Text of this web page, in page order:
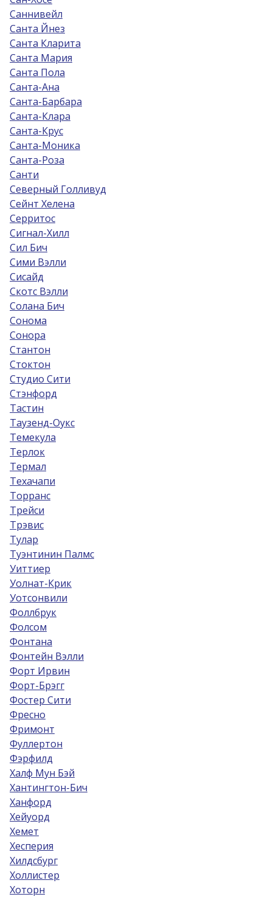
Саннивейл
Санта Йнез
Санта Кларита
Санта Мария
Санта Пола
Санта-Ана
Санта-Барбара
Санта-Клара
Санта-Крус
Санта-Моника
Санта-Роза
Санти
Северный Голливуд
Сейнт Хелена
Серритос
Сигнал-Хилл
Сил Бич
Сими Вэлли
Сисайд
Скотс Вэлли
Солана Бич
Сонома
Сонора
Стантон
Стоктон
Студио Сити
Стэнфорд
Тастин
Таузенд-Оукс
Темекула
Терлок
Термал
Техачапи
Торранс
Трейси
Трэвис
Тулар
Туэнтинин Палмс
Уиттиер
Уолнат-Крик
Уотсонвили
Фоллбрук
Фолсом
Фонтана
Фонтейн Вэлли
Форт Ирвин
Форт-Брэгг
Фостер Сити
Фресно
Фримонт
Фуллертон
Фэрфилд
Халф Мун Бэй
Хантингтон-Бич
Ханфорд
Хейуорд
Хемет
Хесперия
Хилдсбург
Холлистер
Хоторн